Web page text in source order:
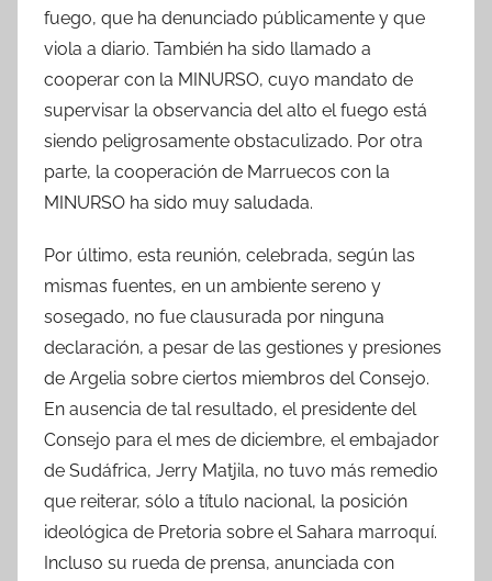
fuego, que ha denunciado públicamente y que
viola a diario. También ha sido llamado a
cooperar con la MINURSO, cuyo mandato de
supervisar la observancia del alto el fuego está
siendo peligrosamente obstaculizado. Por otra
parte, la cooperación de Marruecos con la
MINURSO ha sido muy saludada.
Por último, esta reunión, celebrada, según las
mismas fuentes, en un ambiente sereno y
sosegado, no fue clausurada por ninguna
declaración, a pesar de las gestiones y presiones
de Argelia sobre ciertos miembros del Consejo.
En ausencia de tal resultado, el presidente del
Consejo para el mes de diciembre, el embajador
de Sudáfrica, Jerry Matjila, no tuvo más remedio
que reiterar, sólo a título nacional, la posición
ideológica de Pretoria sobre el Sahara marroquí.
Incluso su rueda de prensa, anunciada con